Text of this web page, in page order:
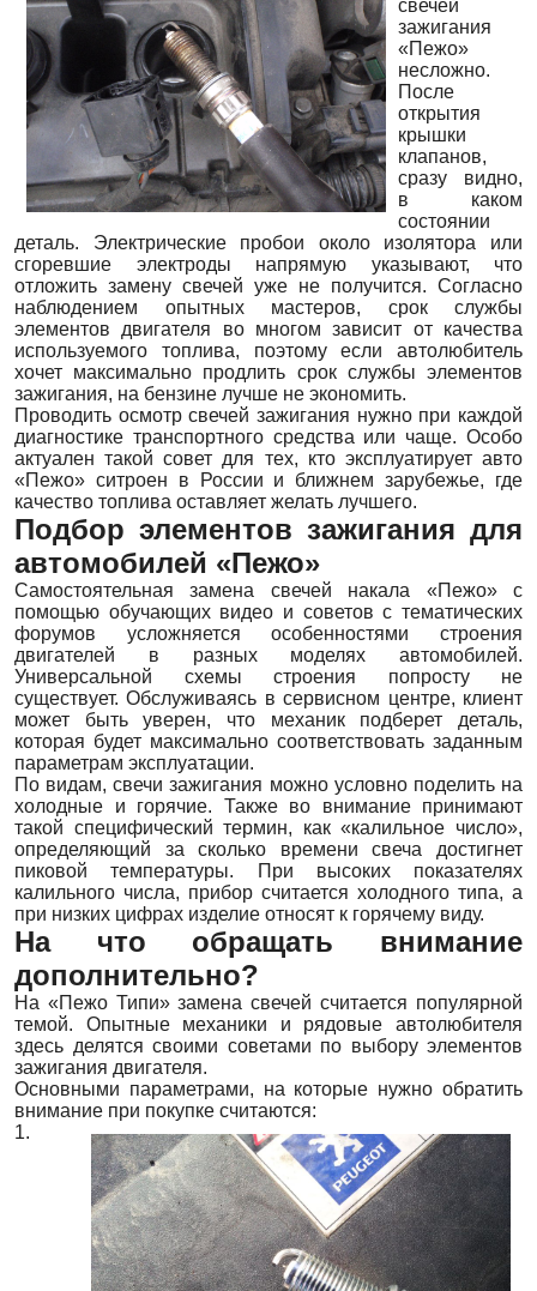
свечей
зажигания
«Пежо»
несложно.
После
открытия
крышки
клапанов,
сразу видно,
в каком
состоянии
деталь. Электрические пробои около изолятора или
сгоревшие электроды напрямую указывают, что
отложить замену свечей уже не получится. Согласно
наблюдением опытных мастеров, срок службы
элементов двигателя во многом зависит от качества
используемого топлива, поэтому если автолюбитель
хочет максимально продлить срок службы элементов
зажигания, на бензине лучше не экономить.
Проводить осмотр свечей зажигания нужно при каждой
диагностике транспортного средства или чаще. Особо
актуален такой совет для тех, кто эксплуатирует авто
«Пежо» ситроен в России и ближнем зарубежье, где
качество топлива оставляет желать лучшего.
Подбор элементов зажигания для
автомобилей «Пежо»
Самостоятельная замена свечей накала «Пежо» с
помощью обучающих видео и советов с тематических
форумов усложняется особенностями строения
двигателей в разных моделях автомобилей.
Универсальной схемы строения попросту не
существует. Обслуживаясь в сервисном центре, клиент
может быть уверен, что механик подберет деталь,
которая будет максимально соответствовать заданным
параметрам эксплуатации.
По видам, свечи зажигания можно условно поделить на
холодные и горячие. Также во внимание принимают
такой специфический термин, как «калильное число»,
определяющий за сколько времени свеча достигнет
пиковой температуры. При высоких показателях
калильного числа, прибор считается холодного типа, а
при низких цифрах изделие относят к горячему виду.
На что обращать внимание
дополнительно?
На «Пежо Типи» замена свечей считается популярной
темой. Опытные механики и рядовые автолюбителя
здесь делятся своими советами по выбору элементов
зажигания двигателя.
Основными параметрами, на которые нужно обратить
внимание при покупке считаются:
1.